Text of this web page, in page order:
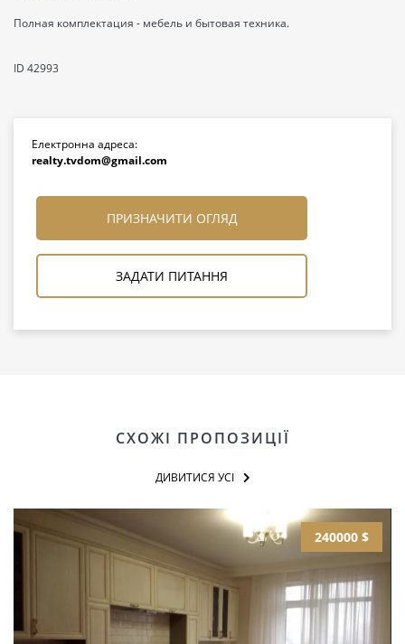
Полная комплектация - мебель и бытовая техника.
ID 42993
Електронна адреса:
realty.tvdom@gmail.com
ПРИЗНАЧИТИ ОГЛЯД
ЗАДАТИ ПИТАННЯ
СХОЖІ ПРОПОЗИЦІЇ
ДИВИТИСЯ УСІ
240000 $